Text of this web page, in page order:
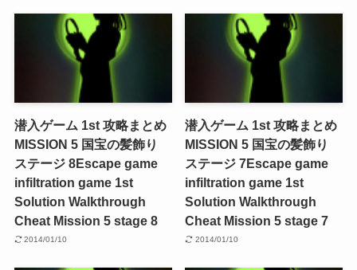
潜入ゲーム 1st 攻略まとめ
MISSION 5 国宝の髪飾り
ステージ 8Escape game
infiltration game 1st
Solution Walkthrough
Cheat Mission 5 stage 8
2014/01/10
潜入ゲーム 1st 攻略まとめ
MISSION 5 国宝の髪飾り
ステージ 7Escape game
infiltration game 1st
Solution Walkthrough
Cheat Mission 5 stage 7
2014/01/10